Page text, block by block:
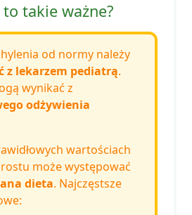
takie ważne?
od normy należy
z lekarzem pediatrą.
wynikać z
odżywienia
wartościach
może występować
dieta. Najczęstsze